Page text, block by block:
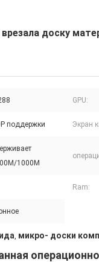
доску
GPU:
поддержки Экран
1000M
Ram:
микро- доски